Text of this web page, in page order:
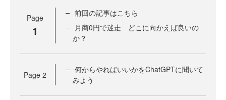
Page
1
前回の記事はこちら
月商0円で迷走 どこに向かえば良いの
か？
Page 2
何からやればいいかをChatGPTに聞いて
みよう